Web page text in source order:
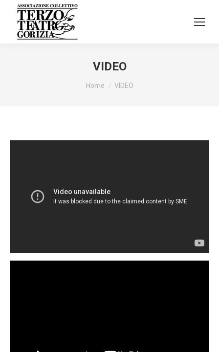
VIDEO
Tu sei qui:
Home VIDEO